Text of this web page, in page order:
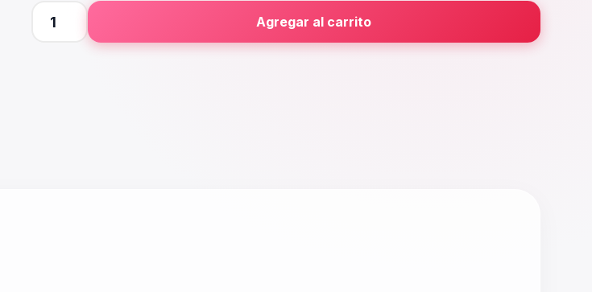
Placa Principal
80x
Agregar al carrito